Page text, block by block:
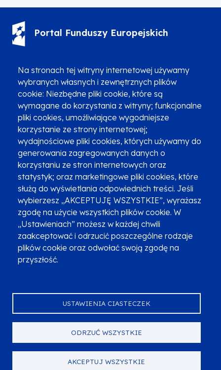
Na stronach tej witryny internetowej używamy
wybranych własnych i zewnętrznych plików
cookie: Niezbędne pliki cookie, które są
wymagane do korzystania z witryny; funkcjonalne
pliki cookies, umożliwiające wygodniejsze
korzystanie ze strony internetowej;
wydajnościowe pliki cookies, których używamy do
generowania zagregowanych danych o
korzystaniu ze stron internetowych oraz
statystyk; oraz marketingowe pliki cookies, które
służą do wyświetlania odpowiednich treści. Jeśli
wybierzesz „AKCEPTUJĘ WSZYSTKIE”, wyrażasz
zgodę na użycie wszystkich plików cookie. W
„Ustawieniach” możesz w każdej chwili
zaakceptować i odrzucić poszczególne rodzaje
plików cookie oraz odwołać swoją zgodę na
przyszłość.
USTAWIENIA CIASTECZEK
ODRZUĆ WSZYSTKIE
AKCEPTUJ WSZYSTKIE
Portal Funduszy Europejskich
Zgłoszenia podejrzenia niezgodności z KPP i KPON
Newsletter
Fundusze SMS-em
Najczęściej zadawane pytania
Promocja projektu
Zobacz inne programy
Poznaj Fundusze 2014-2020
Deklaracja dostępności
Polityka prywatności
Przetwarzanie danych osobowych
Zgłoś błąd Mapa strony
Serwis dofinansowany przez Unię Europejską z programu Fundusze
© Urząd Marszałkowski Województwa Małopolskiego 2023